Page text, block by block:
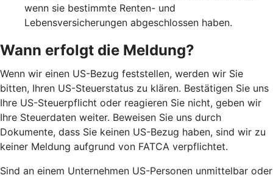
wenn sie bestimmte Renten- und
Lebensversicherungen abgeschlossen haben.
Wann erfolgt die Meldung?
Wenn wir einen US-Bezug feststellen, werden wir Sie
bitten, Ihren US-Steuerstatus zu klären. Bestätigen Sie uns
Ihre US-Steuerpflicht oder reagieren Sie nicht, geben wir
Ihre Steuerdaten weiter. Beweisen Sie uns durch
Dokumente, dass Sie keinen US-Bezug haben, sind wir zu
keiner Meldung aufgrund von FATCA verpflichtet.
Sind an einem Unternehmen US-Personen unmittelbar oder